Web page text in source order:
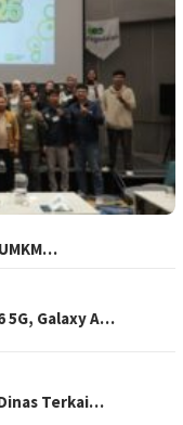
5G, Galaxy A…
Terkai…